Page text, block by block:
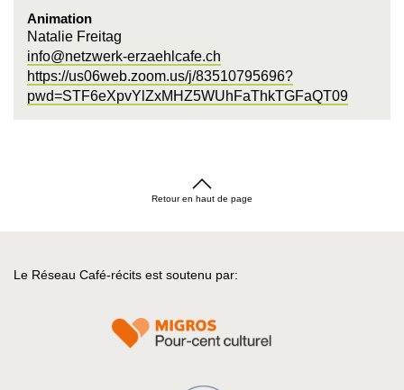
Animation
Natalie Freitag
info@netzwerk-erzaehlcafe.ch
https://us06web.zoom.us/j/83510795696?
pwd=STF6eXpvYlZxMHZ5WUhFaThkTGFaQT09
Retour en haut de page
Le Réseau Café-récits est soutenu par: